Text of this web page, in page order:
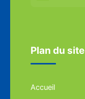
Plan du site
Accueil